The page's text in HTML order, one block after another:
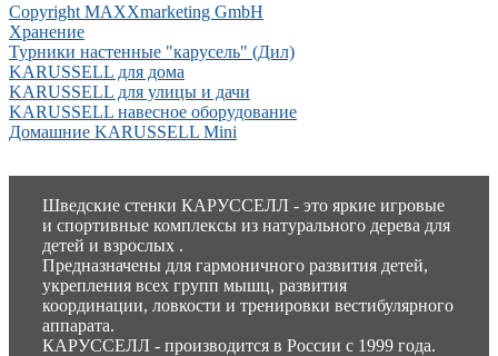
Copyright MAXXmarketing GmbH
Хранение
Турники настенные "карусель" (Дил)
KARUSSELL для дома
KARUSSELL для улицы и дачи
KARUSSELL навесное оборудование
Домашние KARUSSELL Mini
Шведские стенки КАРУССЕЛЛ - это яркие игровые
и спортивные комплексы из натурального дерева для
детей и взрослых .
Предназначены для гармоничного развития детей,
укрепления всех групп мышц, развития
координации, ловкости и тренировки вестибулярного
аппарата.
КАРУССЕЛЛ - производится в России с 1999 года.